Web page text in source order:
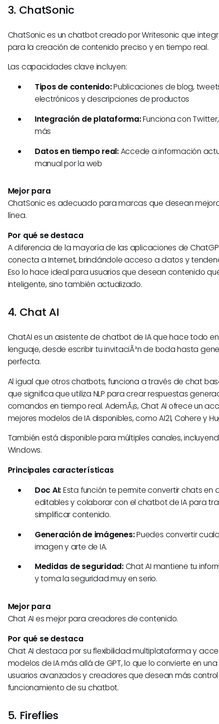
3. ChatSonic
ChatSonic es un chatbot creado por Writesonic que
para la creación de contenido preciso y en tiempo real.
Las capacidades clave incluyen:
Tipos de contenido:Publicaciones de blog,
electrónicos y descripciones de productos
Integración de plataforma:Funciona con
más
Datos en tiempo real:Accede a información
manual por la web
Mejor para
ChatSonic es adecuado para marcas que desean
línea.
Por qué se destaca
A diferencia de la mayoría de las aplicaciones de
conecta a Internet, brindándole acceso a datos y
Eso lo hace ideal para usuarios que desean contenido
inteligente, sino también actualizado.
4. Chat AI
ChatAI es un asistente de chatbot de IA que hace todo
lenguaje, desde escribir tu invitaciÃ³n de boda hasta
perfecta.
Al igual que otros chatbots, funciona a través de chat
que significa que utiliza NLP para crear respuestas
comandos en tiempo real. AdemÃ¡s, Chat AI ofrece un
mejores modelos de IA disponibles, como AI21, Cohere y
También está disponible para múltiples canales,
Windows.
Principales características
Doc AI:Esta función te permite convertir chats en
editables y colaborar con el chatbot de IA para
simplificar contenido.
Generación de imágenes:Puedes convertir
imagen y arte de IA.
Medidas de seguridad:Chat AI mantiene tu
y toma la seguridad muy en serio.
Mejor para
Chat AI es mejor para creadores de contenido.
Por qué se destaca
Chat AI destaca por su flexibilidad multiplataforma y
modelos de IA más allá de GPT, lo que lo convierte en
usuarios avanzados y creadores que desean más
funcionamiento de su chatbot.
5. Fireflies